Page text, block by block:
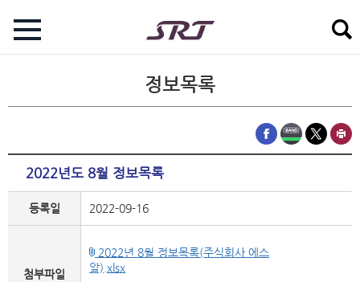
정보목록
2022년도 8월 정보목록
등록일 2022-09-16
첨부파일
2022년 8월 정보목록(주식회사 에스
알).xlsx